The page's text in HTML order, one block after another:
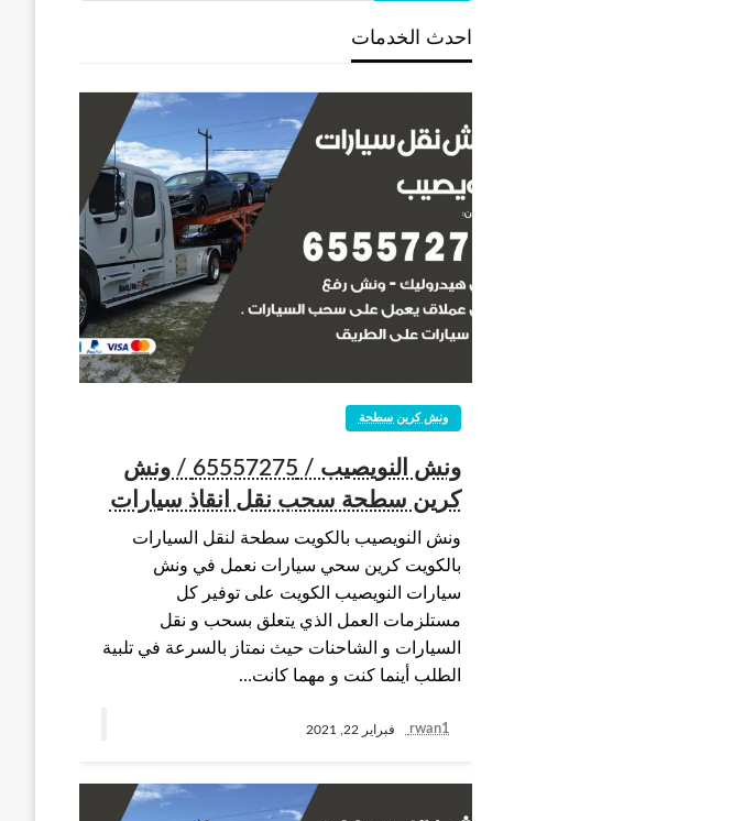
احدث الخدمات
ونش كرين سطحة
ونش النويصيب / 65557275 / ونش
كرين سطحة سحب نقل انقاذ سيارات
ونش النويصيب بالكويت سطحة لنقل السيارات
بالكويت كرين سحي سيارات نعمل في ونش
سيارات النويصيب الكويت على توفير كل
مستلزمات العمل الذي يتعلق بسحب و نقل
السيارات و الشاحنات حيث نمتاز بالسرعة في تلبية
الطلب أينما كنت و مهما كانت…
rwan1 فبراير 22, 2021